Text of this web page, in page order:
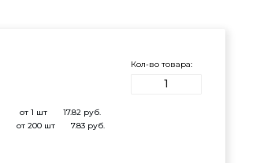
Кол-во товара:
от 1 шт 17.82 руб.
от 200 шт
7.83руб.